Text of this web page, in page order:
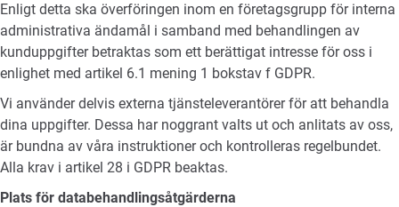
Enligt detta ska överföringen inom en företagsgrupp för interna
administrativa ändamål i samband med behandlingen av
kunduppgifter betraktas som ett berättigat intresse för oss i
enlighet med artikel 6.1 mening 1 bokstav f GDPR.
Vi använder delvis externa tjänsteleverantörer för att behandla
dina uppgifter. Dessa har noggrant valts ut och anlitats av oss,
är bundna av våra instruktioner och kontrolleras regelbundet.
Alla krav i artikel 28 i GDPR beaktas.
Plats för databehandlingsåtgärderna